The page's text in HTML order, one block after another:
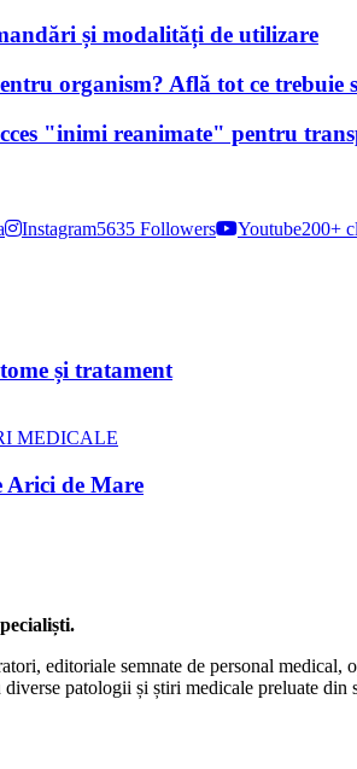
și modalități de utilizare
organism? Află tot ce trebuie
"inimi reanimate" pentru
Instagram5635 Followers Youtube200+
și tratament
MEDICALE
Arici de Mare
editoriale semnate de personal
patologii și știri medicale preluate din